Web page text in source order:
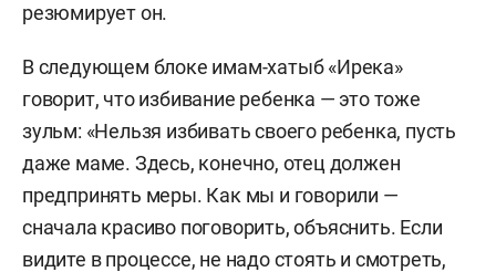
резюмирует он.
В следующем блоке имам-хатыб «Ирека»
говорит, что избивание ребенка — это тоже
зульм: «Нельзя избивать своего ребенка, пусть
даже маме. Здесь, конечно, отец должен
предпринять меры. Как мы и говорили —
сначала красиво поговорить, объяснить. Если
видите в процессе, не надо стоять и смотреть,